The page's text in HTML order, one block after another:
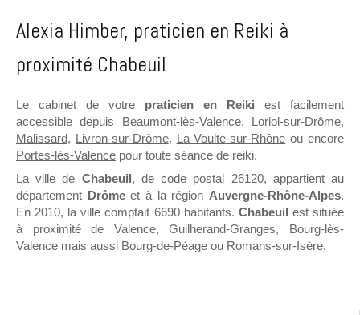
Alexia Himber, praticien en Reiki à
proximité Chabeuil
Le cabinet de votre praticien en Reiki est facilement
accessible depuis Beaumont-lès-Valence, Loriol-sur-Drôme,
Malissard, Livron-sur-Drôme, La Voulte-sur-Rhône ou encore
Portes-lès-Valence pour toute séance de reiki.
La ville de Chabeuil, de code postal 26120, appartient au
département Drômeet à la région Auvergne-Rhône-Alpes.
En 2010, la ville comptait 6690 habitants. Chabeuil est située
à proximité de Valence, Guilherand-Granges, Bourg-lès-
Valence mais aussi Bourg-de-Péage ou Romans-sur-Isère.